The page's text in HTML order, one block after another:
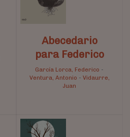
Abecedario
para Federico
García Lorca, Federico -
Ventura, Antonio - Vidaurre,
Juan